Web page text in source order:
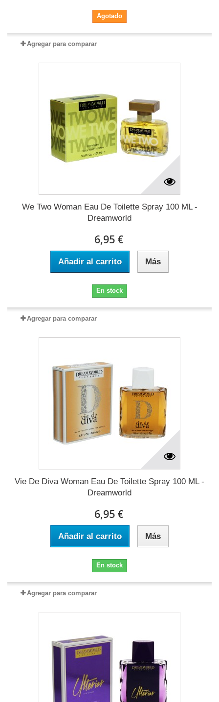
Agotado
Agregar para comparar
We Two Woman Eau De Toilette Spray 100 ML -
Dreamworld
6,95 €
Añadir al carrito Más
En stock
Agregar para comparar
Vie De Diva Woman Eau De Toilette Spray 100 ML -
Dreamworld
6,95 €
Añadir al carrito Más
En stock
Agregar para comparar